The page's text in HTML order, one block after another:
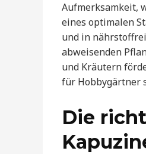
Aufmerksamkeit,
eines optimalen
und in
abweisenden
und Kräutern
für Hobbygärtner
Die